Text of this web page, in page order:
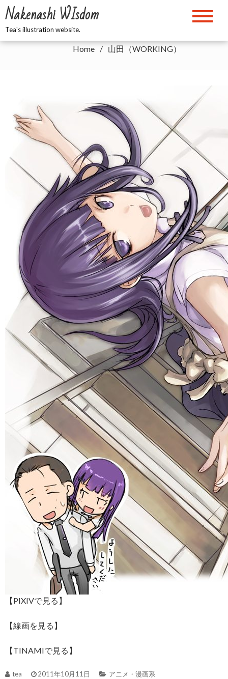
Skip
to
content
Nakenashi WIsdom
Tea's illustration website.山田（WORKING）
Home 山田（WORKING）
【PIXIVで見る】
【線画を見る】
【TINAMIで見る】
tea 2011年10月11日 アニメ・漫画系